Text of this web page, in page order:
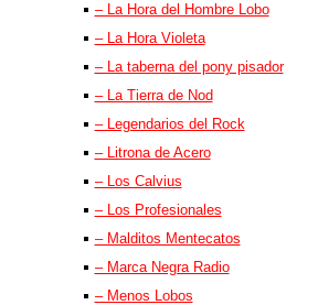
– La Hora del Hombre Lobo
– La Hora Violeta
– La taberna del pony pisador
– La Tierra de Nod
– Legendarios del Rock
– Litrona de Acero
– Los Calvius
– Los Profesionales
– Malditos Mentecatos
– Marca Negra Radio
– Menos Lobos